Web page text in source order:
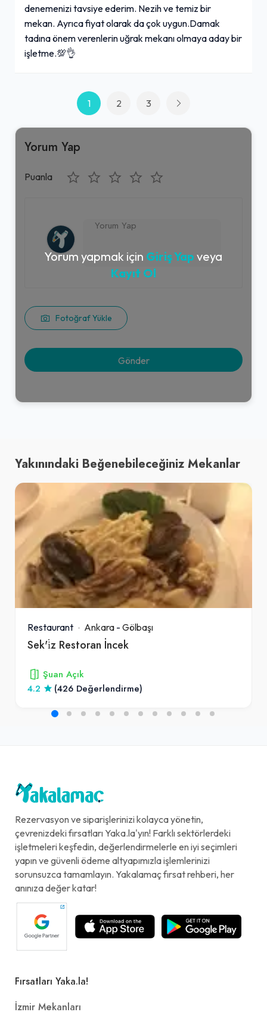
denemenizi tavsiye ederim. Nezih ve temiz bir
mekan. Ayrıca fiyat olarak da çok uygun.Damak
tadına önem verenlerin uğrak mekanı olmaya aday bir
işletme.💯👌
1 2 3
Yorum Yap
Puanla
Fotoğraf Yükle
Yorum yapmak için Giriş Yap veya
Kayıt Ol
Yakınındaki Beğenebileceğiniz Mekanlar
Restaurant Ankara - Gölbaşı
Sek'i̇z Restoran İncek
Şuan Açık
4.2
(426 Değerlendirme)
Rezervasyon ve siparişlerinizi kolayca yönetin,
çevrenizdeki fırsatları Yaka.la'yın! Farklı sektörlerdeki
işletmeleri keşfedin, değerlendirmelerle en iyi seçimleri
yapın ve güvenli ödeme altyapımızla işlemlerinizi
sorunsuzca tamamlayın. Yakalamaç fırsat rehberi, her
anınıza değer katar!
Fırsatları Yaka.la!
İzmir Mekanları